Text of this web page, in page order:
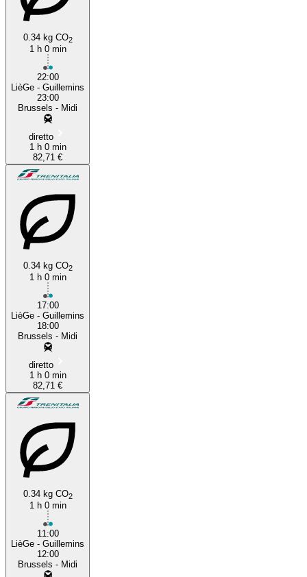
0.34 kg CO2
1 h 0 min
22:00
LièGe - Guillemins
23:00
Brussels - Midi
diretto
1 h 0 min
82,71 €
0.34 kg CO2
1 h 0 min
17:00
LièGe - Guillemins
18:00
Brussels - Midi
diretto
1 h 0 min
82,71 €
0.34 kg CO2
1 h 0 min
11:00
LièGe - Guillemins
12:00
Brussels - Midi